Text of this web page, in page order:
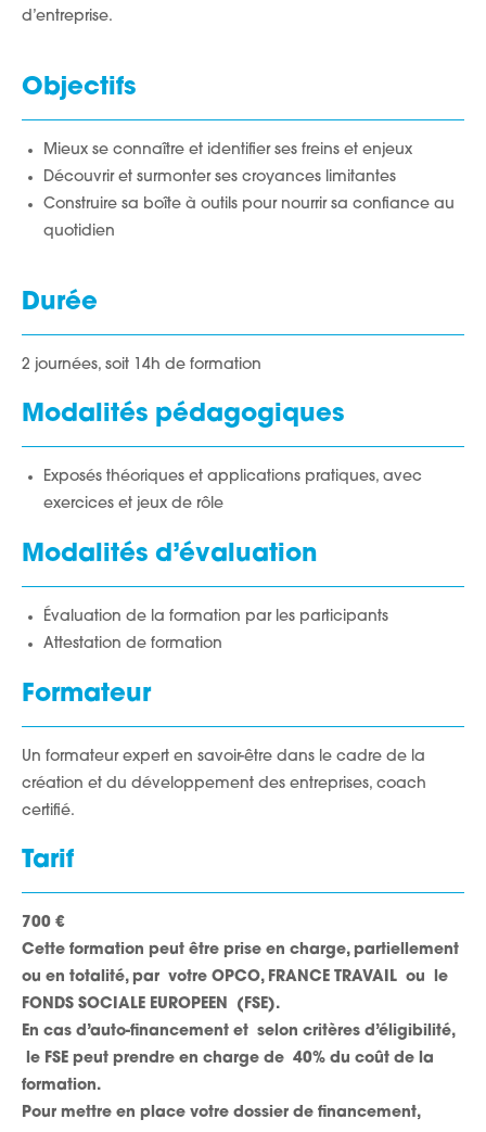
d’entreprise.
Objectifs
Mieux se connaître et identifier ses freins et enjeux
Découvrir et surmonter ses croyances limitantes
Construire sa boîte à outils pour nourrir sa confiance au
quotidien
Durée
2 journées, soit 14h de formation
Modalités pédagogiques
Exposés théoriques et applications pratiques, avec
exercices et jeux de rôle
Modalités d’évaluation
Évaluation de la formation par les participants
Attestation de formation
Formateur
Un formateur expert en savoir-être dans le cadre de la
création et du développement des entreprises, coach
certifié.
Tarif
700 €
Cette formation peut être prise en charge, partiellement
ou en totalité, par votre OPCO, FRANCE TRAVAIL ou le
FONDS SOCIALE EUROPEEN (FSE).
En cas d’auto-financement et selon critères d’éligibilité,
le FSE peut prendre en charge de 40% du coût de la
formation.
Pour mettre en place votre dossier de financement,